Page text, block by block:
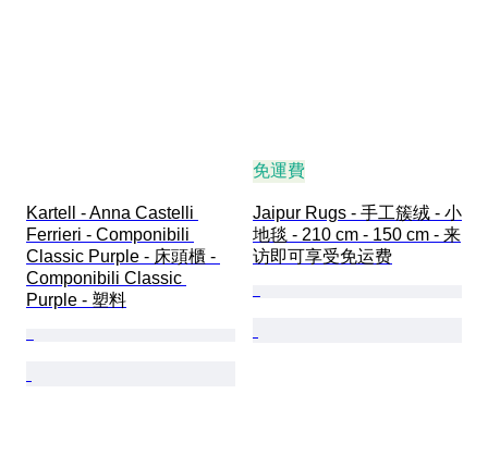
Kartell - Anna Castelli
Ferrieri - Componibili
Classic Purple - 床頭櫃 -
Componibili Classic
Purple - 塑料
免運費
Jaipur Rugs - 手工簇绒 - 小
地毯 - 210 cm - 150 cm - 来
访即可享受免运费